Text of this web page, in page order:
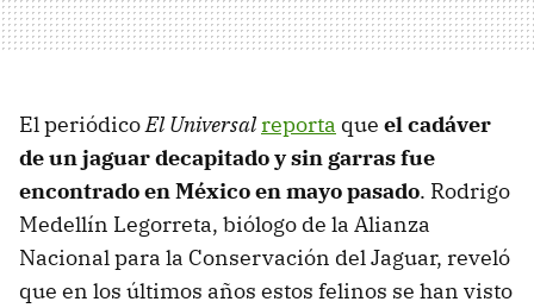
El periódicoEl Universalreporta que el cadáver
de un jaguar decapitado y sin garras fue
encontrado en México en mayo pasado. Rodrigo
Medellín Legorreta, biólogo de la Alianza
Nacional para la Conservación del Jaguar, reveló
que en los últimos años estos felinos se han visto